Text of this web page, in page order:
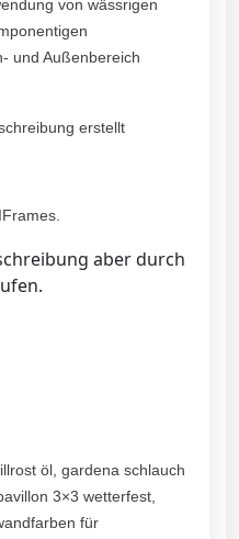
von wässrigen
und Außenbereich
erstellt
aber durch
öl, gardena schlauch
3×3 wetterfest,
für